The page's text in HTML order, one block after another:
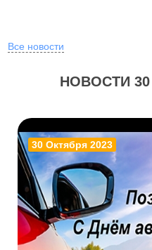
Все новости
НОВОСТИ 30
30 Октября 2023